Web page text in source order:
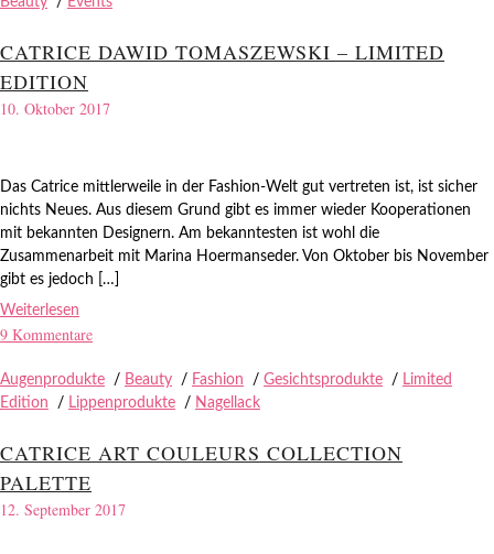
CATRICE DAWID TOMASZEWSKI – LIMITED
EDITION
10. Oktober 2017
Das Catrice mittlerweile in der Fashion-Welt gut vertreten ist, ist sicher
nichts Neues. Aus diesem Grund gibt es immer wieder Kooperationen
mit bekannten Designern. Am bekanntesten ist wohl die
Zusammenarbeit mit Marina Hoermanseder. Von Oktober bis November
gibt es jedoch […]
Weiterlesen
9 Kommentare
Augenprodukte / Beauty / Fashion / Gesichtsprodukte / Limited
Edition / Lippenprodukte / Nagellack
CATRICE ART COULEURS COLLECTION
PALETTE
12. September 2017